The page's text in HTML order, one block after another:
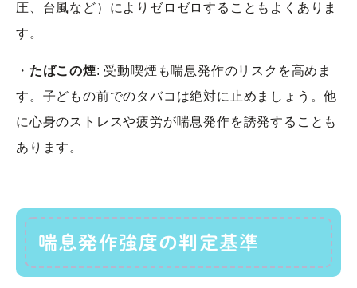
圧、台風など）によりゼロゼロすることもよくありま
す。
・ たばこの煙: 受動喫煙も喘息発作のリスクを高めま
す。子どもの前でのタバコは絶対に止めましょう。他
に心身のストレスや疲労が喘息発作を誘発することも
あります。
喘息発作強度の判定基準